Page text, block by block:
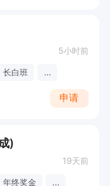
5小时前
长白班 ...
申请
)
19天前
年终奖金 ...